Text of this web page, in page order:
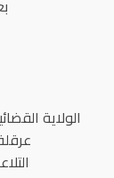
الولاية